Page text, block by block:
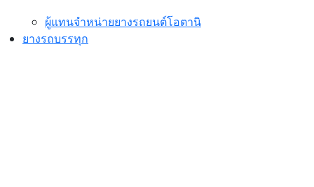
ผู้แทนจำหน่ายยางรถยนต์โอตานิ
ยางรถบรรทุก